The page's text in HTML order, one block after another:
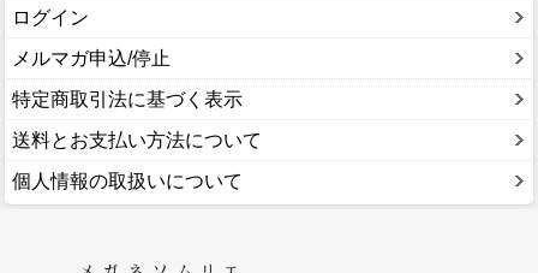
ログイン
メルマガ申込/停止
特定商取引法に基づく表示
送料とお支払い方法について
個人情報の取扱いについて